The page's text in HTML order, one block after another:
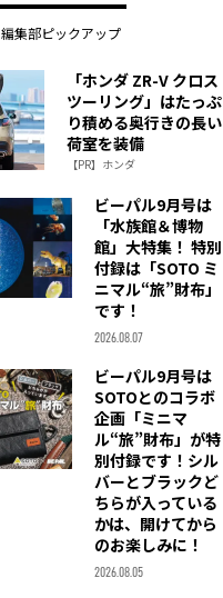
編集部ピックアップ
「ホンダ ZR-V クロス
ツーリング」はたっぷ
り積める奥行きの長い
荷室を装備
【PR】ホンダ
ビーパル9月号は
「水族館＆博物
館」大特集！ 特別
付録は「SOTO ミ
ニマル“旅”財布」
です！
2026.08.07
ビーパル9月号は
SOTOとのコラボ
企画「ミニマ
ル“旅”財布」が特
別付録です！シル
バーとブラックど
ちらが入っている
かは、開けてから
のお楽しみに！
2026.08.05